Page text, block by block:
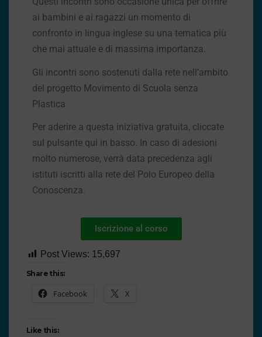
ai bambini e ai ragazzi un momento di
confronto in lingua inglese su una tematica più
che mai attuale e di massima importanza.
Gli incontri sono sostenuti dalla rete nell’ambito
del progetto Movimento di Scuola senza
Plastica
Per aderire a questa iniziativa gratuita, cliccate
sul pulsante qui in basso. In caso di adesioni
molto numerose, verrà data precedenza agli
istituti iscritti alla rete del Polo Europeo della
Conoscenza.
Iscrizione al corso
Post Views: 15,697
Share this:
Facebook X
Like this: